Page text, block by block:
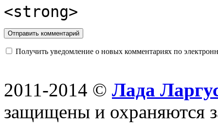
<strong>
Получить уведомление о новых комментариях по
2011-2014 © Лада
защищены и охраняются